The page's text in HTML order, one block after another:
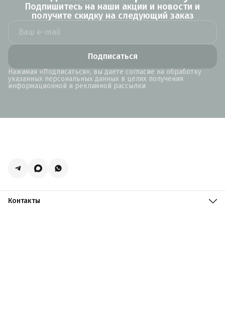
Подпишитесь на наши акции и новости и
получите скидку на следующий заказ
Подписаться
Нажимая «Подписаться», вы даете согласие на обработку
указанных персональных данных в целях получения
информационной и рекламной рассылки
Контакты